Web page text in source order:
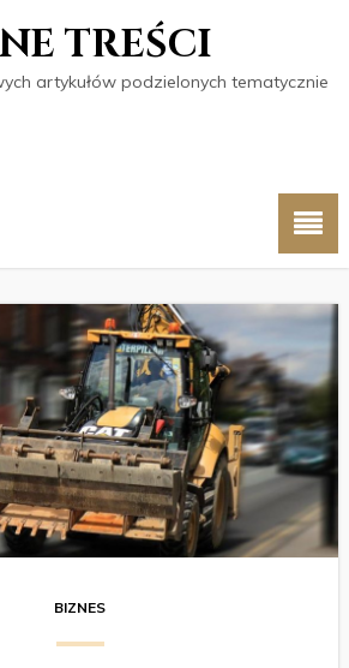
TREŚCI
artykułów podzielonych tematycznie
BIZNES